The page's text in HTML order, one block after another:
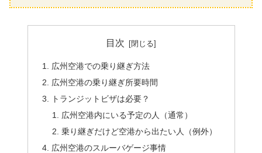
目次
広州空港での乗り継ぎ方法
広州空港の乗り継ぎ所要時間
トランジットビザは必要？
広州空港内にいる予定の人（通常）
乗り継ぎだけど空港から出たい人（例外）
広州空港のスルーバゲージ事情